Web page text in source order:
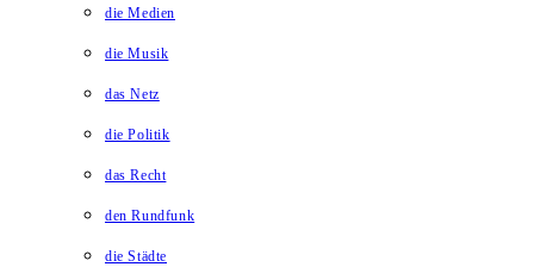
die Medien
die Musik
das Netz
die Politik
das Recht
den Rundfunk
die Städte